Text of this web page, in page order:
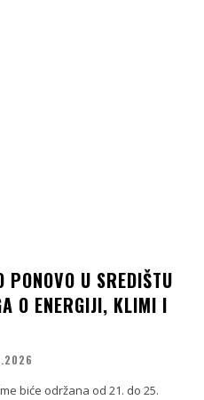
U SREDIŠTU
O ENERGIJI, KLIMI I
biće održana od 21. do 25.